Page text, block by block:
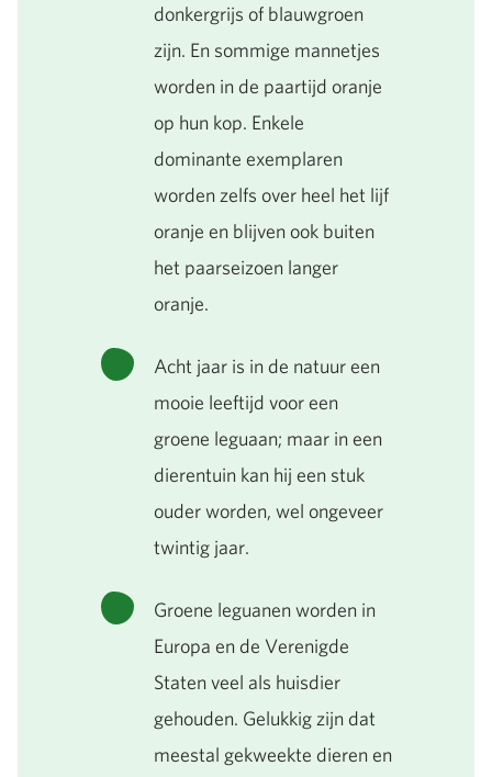
donkergrijs of blauwgroen
zijn. En sommige mannetjes
worden in de paartijd oranje
op hun kop. Enkele
dominante exemplaren
worden zelfs over heel het lijf
oranje en blijven ook buiten
het paarseizoen langer
oranje.
Acht jaar is in de natuur een
mooie leeftijd voor een
groene leguaan; maar in een
dierentuin kan hij een stuk
ouder worden, wel ongeveer
twintig jaar.
Groene leguanen worden in
Europa en de Verenigde
Staten veel als huisdier
gehouden. Gelukkig zijn dat
meestal gekweekte dieren en